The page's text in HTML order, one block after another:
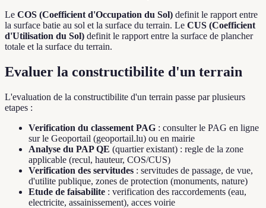
Le COS (Coefficient d'Occupation du Sol) definit le rapport entre
la surface batie au sol et la surface du terrain. Le CUS (Coefficient
d'Utilisation du Sol) definit le rapport entre la surface de plancher
totale et la surface du terrain.
Evaluer la constructibilite d'un terrain
L'evaluation de la constructibilite d'un terrain passe par plusieurs
etapes :
Verification du classement PAG : consulter le PAG en ligne
sur le Geoportail (geoportail.lu) ou en mairie
Analyse du PAP QE (quartier existant) : regle de la zone
applicable (recul, hauteur, COS/CUS)
Verification des servitudes : servitudes de passage, de vue,
d'utilite publique, zones de protection (monuments, nature)
Etude de faisabilite : verification des raccordements (eau,
electricite, assainissement), acces voirie